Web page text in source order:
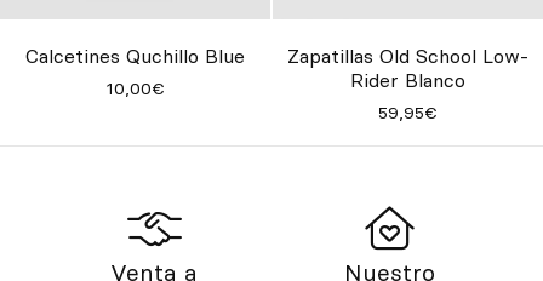
Calcetines Quchillo Blue
10,00€
Zapatillas Old School Low-
Rider Blanco
59,95€
Venta a
Nuestro